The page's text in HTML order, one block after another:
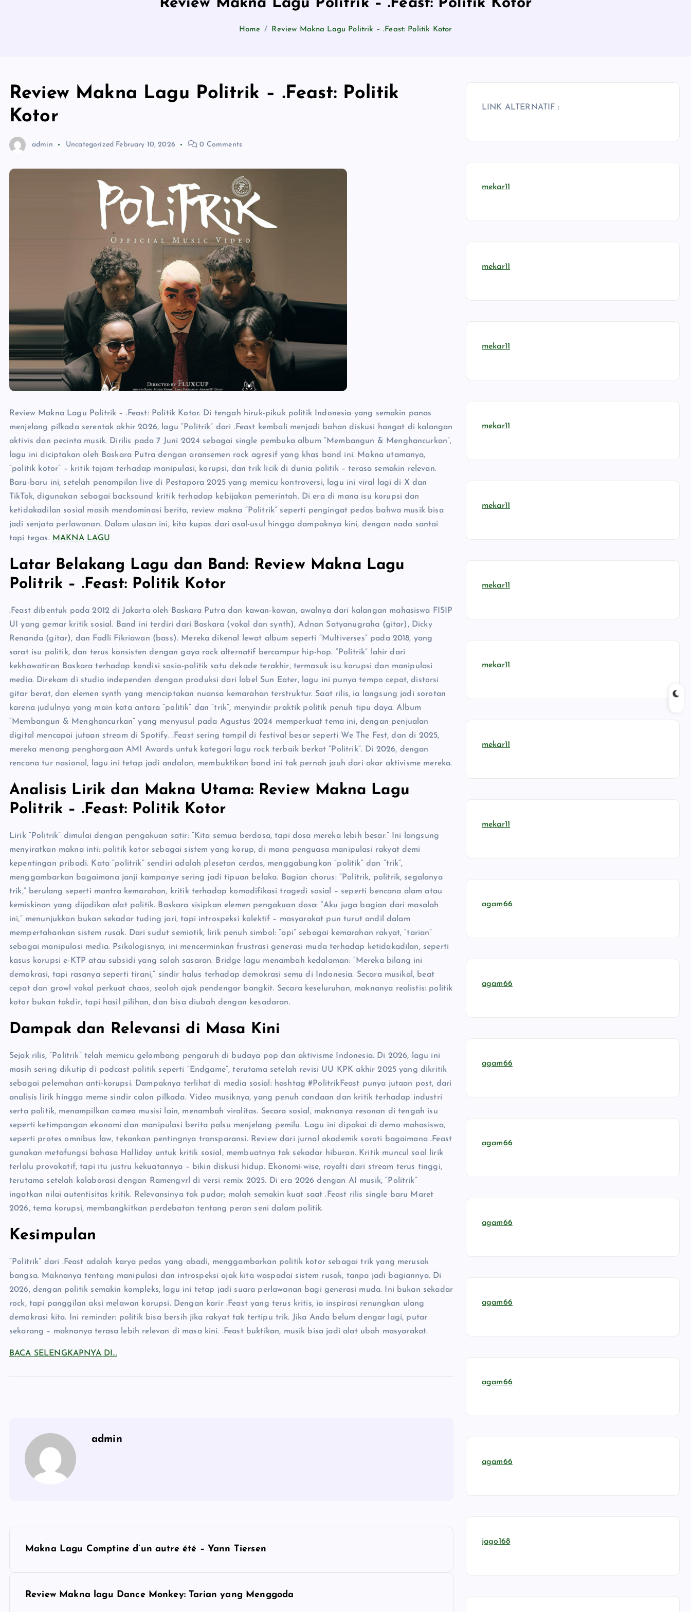
Review Makna Lagu Politrik – .Feast: Politik Kotor
Home Review Makna Lagu Politrik – .Feast: Politik Kotor
Review Makna Lagu Politrik – .Feast: Politik
Kotor
admin Uncategorized February 10, 2026 0 Comments
Review Makna Lagu Politrik – .Feast: Politik Kotor. Di tengah hiruk-pikuk politik Indonesia yang semakin panas
menjelang pilkada serentak akhir 2026, lagu “Politrik” dari .Feast kembali menjadi bahan diskusi hangat di kalangan
aktivis dan pecinta musik. Dirilis pada 7 Juni 2024 sebagai single pembuka album “Membangun & Menghancurkan”,
lagu ini diciptakan oleh Baskara Putra dengan aransemen rock agresif yang khas band ini. Makna utamanya,
“politik kotor” – kritik tajam terhadap manipulasi, korupsi, dan trik licik di dunia politik – terasa semakin relevan.
Baru-baru ini, setelah penampilan live di Pestapora 2025 yang memicu kontroversi, lagu ini viral lagi di X dan
TikTok, digunakan sebagai backsound kritik terhadap kebijakan pemerintah. Di era di mana isu korupsi dan
ketidakadilan sosial masih mendominasi berita, review makna “Politrik” seperti pengingat pedas bahwa musik bisa
jadi senjata perlawanan. Dalam ulasan ini, kita kupas dari asal-usul hingga dampaknya kini, dengan nada santai
tapi tegas. MAKNA LAGU
Latar Belakang Lagu dan Band: Review Makna Lagu
Politrik – .Feast: Politik Kotor
.Feast dibentuk pada 2012 di Jakarta oleh Baskara Putra dan kawan-kawan, awalnya dari kalangan mahasiswa FISIP
UI yang gemar kritik sosial. Band ini terdiri dari Baskara (vokal dan synth), Adnan Satyanugraha (gitar), Dicky
Renanda (gitar), dan Fadli Fikriawan (bass). Mereka dikenal lewat album seperti “Multiverses” pada 2018, yang
sarat isu politik, dan terus konsisten dengan gaya rock alternatif bercampur hip-hop. “Politrik” lahir dari
kekhawatiran Baskara terhadap kondisi sosio-politik satu dekade terakhir, termasuk isu korupsi dan manipulasi
media. Direkam di studio independen dengan produksi dari label Sun Eater, lagu ini punya tempo cepat, distorsi
gitar berat, dan elemen synth yang menciptakan nuansa kemarahan terstruktur. Saat rilis, ia langsung jadi sorotan
karena judulnya yang main kata antara “politik” dan “trik”, menyindir praktik politik penuh tipu daya. Album
“Membangun & Menghancurkan” yang menyusul pada Agustus 2024 memperkuat tema ini, dengan penjualan
digital mencapai jutaan stream di Spotify. .Feast sering tampil di festival besar seperti We The Fest, dan di 2025,
mereka menang penghargaan AMI Awards untuk kategori lagu rock terbaik berkat “Politrik”. Di 2026, dengan
rencana tur nasional, lagu ini tetap jadi andalan, membuktikan band ini tak pernah jauh dari akar aktivisme mereka.
Analisis Lirik dan Makna Utama: Review Makna Lagu
Politrik – .Feast: Politik Kotor
Lirik “Politrik” dimulai dengan pengakuan satir: “Kita semua berdosa, tapi dosa mereka lebih besar.” Ini langsung
menyiratkan makna inti: politik kotor sebagai sistem yang korup, di mana penguasa manipulasi rakyat demi
kepentingan pribadi. Kata “politrik” sendiri adalah plesetan cerdas, menggabungkan “politik” dan “trik”,
menggambarkan bagaimana janji kampanye sering jadi tipuan belaka. Bagian chorus: “Politrik, politrik, segalanya
trik,” berulang seperti mantra kemarahan, kritik terhadap komodifikasi tragedi sosial – seperti bencana alam atau
kemiskinan yang dijadikan alat politik. Baskara sisipkan elemen pengakuan dosa: “Aku juga bagian dari masalah
ini,” menunjukkan bukan sekadar tuding jari, tapi introspeksi kolektif – masyarakat pun turut andil dalam
mempertahankan sistem rusak. Dari sudut semiotik, lirik penuh simbol: “api” sebagai kemarahan rakyat, “tarian”
sebagai manipulasi media. Psikologisnya, ini mencerminkan frustrasi generasi muda terhadap ketidakadilan, seperti
kasus korupsi e-KTP atau subsidi yang salah sasaran. Bridge lagu menambah kedalaman: “Mereka bilang ini
demokrasi, tapi rasanya seperti tirani,” sindir halus terhadap demokrasi semu di Indonesia. Secara musikal, beat
cepat dan growl vokal perkuat chaos, seolah ajak pendengar bangkit. Secara keseluruhan, maknanya realistis: politik
kotor bukan takdir, tapi hasil pilihan, dan bisa diubah dengan kesadaran.
Dampak dan Relevansi di Masa Kini
Sejak rilis, “Politrik” telah memicu gelombang pengaruh di budaya pop dan aktivisme Indonesia. Di 2026, lagu ini
masih sering dikutip di podcast politik seperti “Endgame”, terutama setelah revisi UU KPK akhir 2025 yang dikritik
sebagai pelemahan anti-korupsi. Dampaknya terlihat di media sosial: hashtag #PolitrikFeast punya jutaan post, dari
analisis lirik hingga meme sindir calon pilkada. Video musiknya, yang penuh candaan dan kritik terhadap industri
serta politik, menampilkan cameo musisi lain, menambah viralitas. Secara sosial, maknanya resonan di tengah isu
seperti ketimpangan ekonomi dan manipulasi berita palsu menjelang pemilu. Lagu ini dipakai di demo mahasiswa,
seperti protes omnibus law, tekankan pentingnya transparansi. Review dari jurnal akademik soroti bagaimana .Feast
gunakan metafungsi bahasa Halliday untuk kritik sosial, membuatnya tak sekadar hiburan. Kritik muncul soal lirik
terlalu provokatif, tapi itu justru kekuatannya – bikin diskusi hidup. Ekonomi-wise, royalti dari stream terus tinggi,
terutama setelah kolaborasi dengan Ramengvrl di versi remix 2025. Di era 2026 dengan AI musik, “Politrik”
ingatkan nilai autentisitas kritik. Relevansinya tak pudar; malah semakin kuat saat .Feast rilis single baru Maret
2026, tema korupsi, membangkitkan perdebatan tentang peran seni dalam politik.
Kesimpulan
“Politrik” dari .Feast adalah karya pedas yang abadi, menggambarkan politik kotor sebagai trik yang merusak
bangsa. Maknanya tentang manipulasi dan introspeksi ajak kita waspadai sistem rusak, tanpa jadi bagiannya. Di
2026, dengan politik semakin kompleks, lagu ini tetap jadi suara perlawanan bagi generasi muda. Ini bukan sekadar
rock, tapi panggilan aksi melawan korupsi. Dengan karir .Feast yang terus kritis, ia inspirasi renungkan ulang
demokrasi kita. Ini reminder: politik bisa bersih jika rakyat tak tertipu trik. Jika Anda belum dengar lagi, putar
sekarang – maknanya terasa lebih relevan di masa kini. .Feast buktikan, musik bisa jadi alat ubah masyarakat.
BACA SELENGKAPNYA DI…
admin
Makna Lagu Comptine d’un autre été – Yann Tiersen
Review Makna lagu Dance Monkey: Tarian yang Menggoda
LINK ALTERNATIF :
mekar11
mekar11
mekar11
mekar11
mekar11
mekar11
mekar11
mekar11
mekar11
agam66
agam66
agam66
agam66
agam66
agam66
agam66
agam66
jago168